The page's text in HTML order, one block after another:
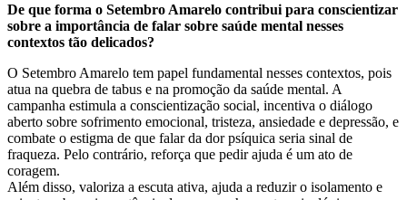
De que forma o Setembro Amarelo contribui para conscientizar
sobre a importância de falar sobre saúde mental nesses
contextos tão delicados?
O Setembro Amarelo tem papel fundamental nesses contextos, pois
atua na quebra de tabus e na promoção da saúde mental. A
campanha estimula a conscientização social, incentiva o diálogo
aberto sobre sofrimento emocional, tristeza, ansiedade e depressão, e
combate o estigma de que falar da dor psíquica seria sinal de
fraqueza. Pelo contrário, reforça que pedir ajuda é um ato de
coragem.
Além disso, valoriza a escuta ativa, ajuda a reduzir o isolamento e